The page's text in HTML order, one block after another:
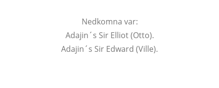
Nedkomna var:
Adajin´s Sir Elliot (Otto).
Adajin´s Sir Edward (Ville).